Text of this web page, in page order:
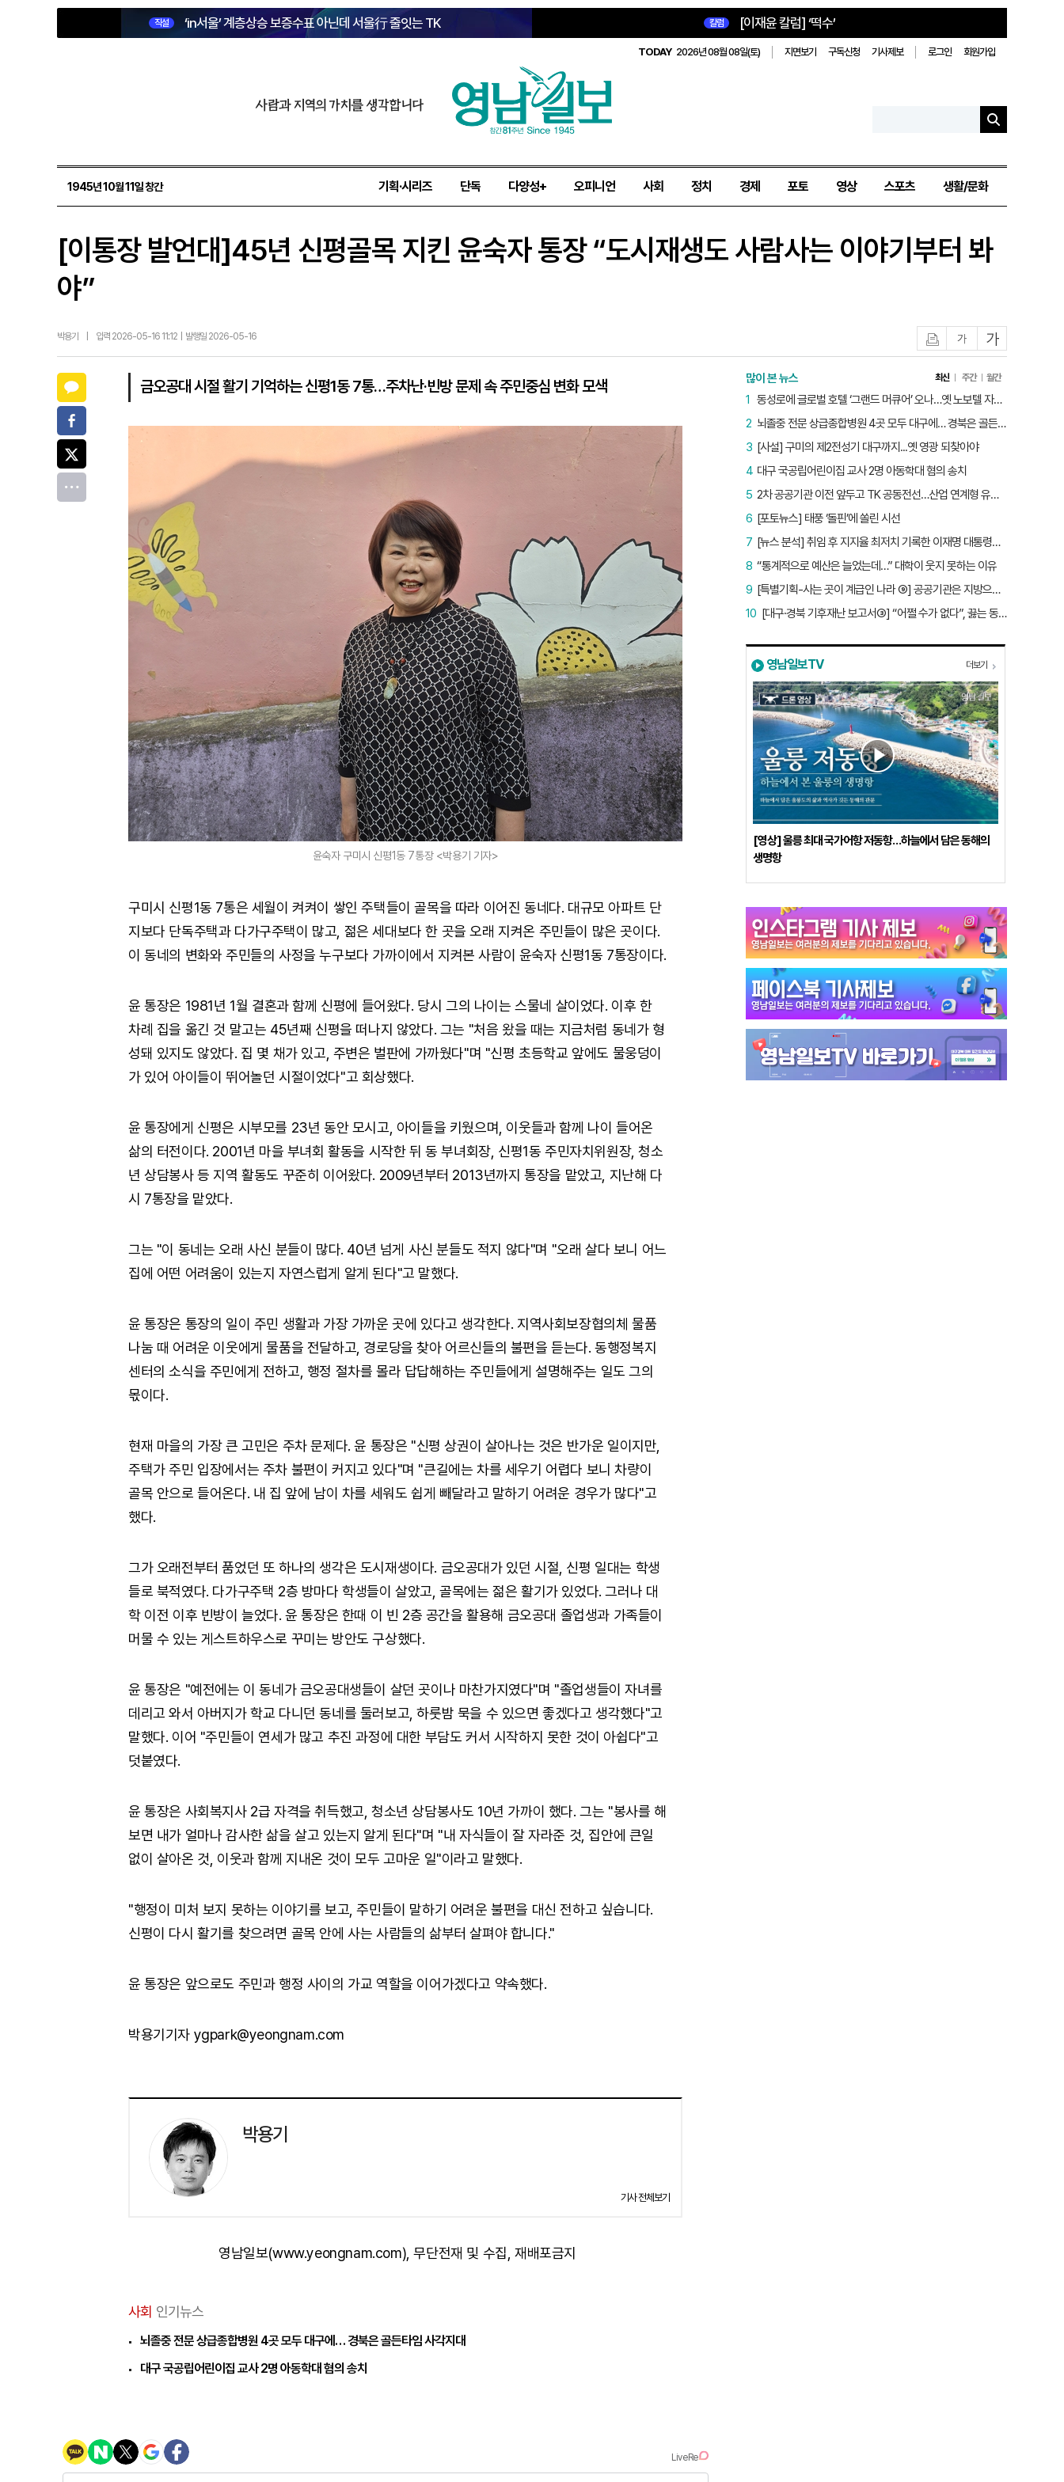
직설 ‘in서울’ 계층상승 보증수표 아닌데 서울行 줄잇는 TK 칼럼 [이재윤 칼럼] ‘떡수’
TODAY 2026년 08월 08일(토) 지면보기 구독신청 기사제보 로그인 회원가입
사람과 지역의 가치를 생각합니다
1945년 10월 11일 창간 기획·시리즈 단독 다양성+ 오피니언 사회 정치 경제 포토 영상 스포츠 생활/문화
[이통장 발언대]45년 신평골목 지킨 윤숙자 통장 “도시재생도 사람사는 이야기부터 봐
야”
박용기 입력 2026-05-16 11:12 | 발행일 2026-05-16 글자작게글자크게
금오공대 시절 활기 기억하는 신평1동 7통…주차난·빈방 문제 속 주민중심 변화 모색
윤숙자 구미시 신평1동 7통장 <박용기 기자>
구미시 신평1동 7통은 세월이 켜켜이 쌓인 주택들이 골목을 따라 이어진 동네다. 대규모 아파트 단
지보다 단독주택과 다가구주택이 많고, 젊은 세대보다 한 곳을 오래 지켜온 주민들이 많은 곳이다.
이 동네의 변화와 주민들의 사정을 누구보다 가까이에서 지켜본 사람이 윤숙자 신평1동 7통장이다.
윤 통장은 1981년 1월 결혼과 함께 신평에 들어왔다. 당시 그의 나이는 스물네 살이었다. 이후 한
차례 집을 옮긴 것 말고는 45년째 신평을 떠나지 않았다. 그는 "처음 왔을 때는 지금처럼 동네가 형
성돼 있지도 않았다. 집 몇 채가 있고, 주변은 벌판에 가까웠다"며 "신평 초등학교 앞에도 물웅덩이
가 있어 아이들이 뛰어놀던 시절이었다"고 회상했다.
윤 통장에게 신평은 시부모를 23년 동안 모시고, 아이들을 키웠으며, 이웃들과 함께 나이 들어온
삶의 터전이다. 2001년 마을 부녀회 활동을 시작한 뒤 동 부녀회장, 신평1동 주민자치위원장, 청소
년 상담봉사 등 지역 활동도 꾸준히 이어왔다. 2009년부터 2013년까지 통장을 맡았고, 지난해 다
시 7통장을 맡았다.
그는 "이 동네는 오래 사신 분들이 많다. 40년 넘게 사신 분들도 적지 않다"며 "오래 살다 보니 어느
집에 어떤 어려움이 있는지 자연스럽게 알게 된다"고 말했다.
윤 통장은 통장의 일이 주민 생활과 가장 가까운 곳에 있다고 생각한다. 지역사회보장협의체 물품
나눔 때 어려운 이웃에게 물품을 전달하고, 경로당을 찾아 어르신들의 불편을 듣는다. 동행정복지
센터의 소식을 주민에게 전하고, 행정 절차를 몰라 답답해하는 주민들에게 설명해주는 일도 그의
몫이다.
현재 마을의 가장 큰 고민은 주차 문제다. 윤 통장은 "신평 상권이 살아나는 것은 반가운 일이지만,
주택가 주민 입장에서는 주차 불편이 커지고 있다"며 "큰길에는 차를 세우기 어렵다 보니 차량이
골목 안으로 들어온다. 내 집 앞에 남이 차를 세워도 쉽게 빼달라고 말하기 어려운 경우가 많다"고
했다.
그가 오래전부터 품었던 또 하나의 생각은 도시재생이다. 금오공대가 있던 시절, 신평 일대는 학생
들로 북적였다. 다가구주택 2층 방마다 학생들이 살았고, 골목에는 젊은 활기가 있었다. 그러나 대
학 이전 이후 빈방이 늘었다. 윤 통장은 한때 이 빈 2층 공간을 활용해 금오공대 졸업생과 가족들이
머물 수 있는 게스트하우스로 꾸미는 방안도 구상했다.
윤 통장은 "예전에는 이 동네가 금오공대생들이 살던 곳이나 마찬가지였다"며 "졸업생들이 자녀를
데리고 와서 아버지가 학교 다니던 동네를 둘러보고, 하룻밤 묵을 수 있으면 좋겠다고 생각했다"고
말했다. 이어 "주민들이 연세가 많고 추진 과정에 대한 부담도 커서 시작하지 못한 것이 아쉽다"고
덧붙였다.
윤 통장은 사회복지사 2급 자격을 취득했고, 청소년 상담봉사도 10년 가까이 했다. 그는 "봉사를 해
보면 내가 얼마나 감사한 삶을 살고 있는지 알게 된다"며 "내 자식들이 잘 자라준 것, 집안에 큰일
없이 살아온 것, 이웃과 함께 지내온 것이 모두 고마운 일"이라고 말했다.
"행정이 미처 보지 못하는 이야기를 보고, 주민들이 말하기 어려운 불편을 대신 전하고 싶습니다.
신평이 다시 활기를 찾으려면 골목 안에 사는 사람들의 삶부터 살펴야 합니다."
윤 통장은 앞으로도 주민과 행정 사이의 가교 역할을 이어가겠다고 약속했다.
박용기기자 ygpark@yeongnam.com
박용기
기사 전체보기
영남일보(www.yeongnam.com), 무단전재 및 수집, 재배포금지
사회 인기뉴스
뇌졸중 전문 상급종합병원 4곳 모두 대구에… 경북은 골든타임 사각지대
대구 국공립어린이집 교사 2명 아동학대 혐의 송치
많이 본 뉴스 최신 주간 월간
동성로에 글로벌 호텔 ‘그랜드 머큐어’ 오나…옛 노보텔 자리 사무실 개설
1
뇌졸중 전문 상급종합병원 4곳 모두 대구에… 경북은 골든타임 사각지대
2
[사설] 구미의 제2전성기 대구까지...옛 영광 되찾아야
3
대구 국공립어린이집 교사 2명 아동학대 혐의 송치
4
2차 공공기관 이전 앞두고 TK 공동전선…산업 연계형 유치 승부수
5
[포토뉴스] 태풍 ‘돌핀’에 쏠린 시선
6
[뉴스 분석] 취임 후 지지율 최저치 기록한 이재명 대통령…왜?
7
“통계적으로 예산은 늘었는데…” 대학이 웃지 못하는 이유
8
[특별기획-사는 곳이 계급인 나라 ⑨] 공공기관은 지방으로 왔지만, 그들이 사는 곳은 서울이었다
9
[대구·경북 기후재난 보고서③] “어쩔 수가 없다”, 끓는 동해…‘절멸 위기’ 경북 수산업
10
영남일보TV 더보기
[영상] 울릉 최대 국가어항 저동항…하늘에서 담은 동해의
생명항